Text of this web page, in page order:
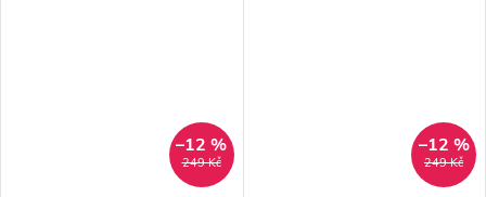
249 Kč
–12 %
249 Kč
–12 %